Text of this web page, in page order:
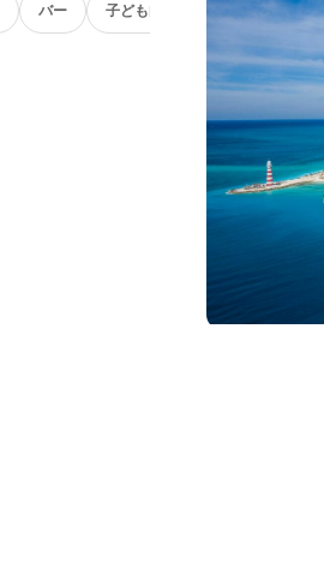
バー 子ども向け